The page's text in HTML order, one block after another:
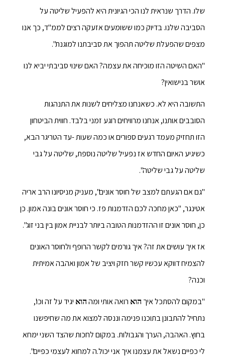
שלו. הדרך שנראית לנו הכי הגיונית היא להפעיל שליטה על
הסביבה שלנו. בדיוק כמו ששומעים אזעקה רצים לממ"ד, כך אנו
מצפים שהפעלת שליטה תהפוך את סביבתנו למוגנת".
"האם השיטה הזו מוכיחה את עצמה? האם שינוי סביבתי יביא לנו
אושר בנישואין?
התשובה היא לא. כשאנחנו מצליחים לשנות את התנהגות
הסובבים אותנו, אנחנו מרוויחים רוגע זמני בלבד. חווית הביטחון
הזו תחזיק מעמד רגעים ספורים או כמה שעות -עד הטריגר הבא,
כשיגיע האיום החדש אז נפעיל שליטה נוספת, שליטה על גבי
שליטה על גבי שליטה".
"גם אם הגעתם למצב של חוסר אונים", מעניק מניסיונו הרב אריה
אטינגר, "כאן מחכה לכם הזדמנות פז. כי חוסר אונים בונה אמון. כן
כן, חוסר אונים זו ההזדמנות הטובה ביותר לבניית אמון בין בני זוג".
אז איך עושים את זה? איך גורמים לקשר הרופף ולחוסר האונים
להצמיח דווקא עכשיו קשר חזק ויציב של אמון ואהבה אמיתית
וכנה?
"במקום להסתכל איך הוא רואה אותי ומה הוא יגיד על זה וכו',
נתחיל להתבונן בתוכנו פנימה וננסה למצוא את מה שחיפשנו
בחוץ. האהבה, הערך והגבולות. במקום לחכות שהצד השני ימחא
לי כפיים נשאל את עצמנו איך אני יכול.ה למחוא לעצמי כפיים".